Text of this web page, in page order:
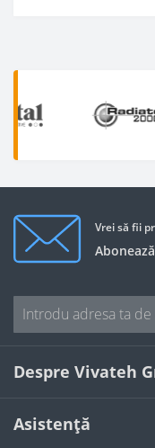
Vrei să fii
Despre Vivateh
Asistență